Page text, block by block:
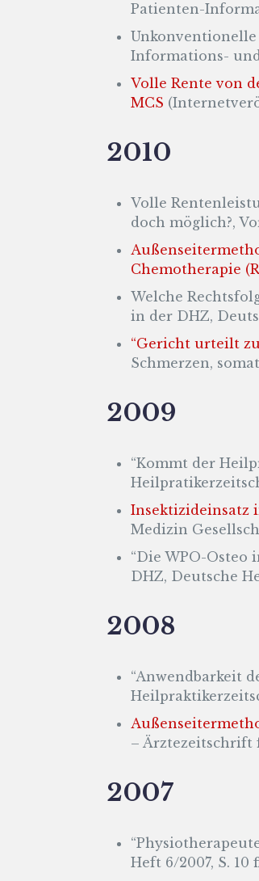
Patienten-
Unkonventionelle
Informations- und
Volle Rente von
MCS
2010
Volle
doch möglich?,
Chemotherapie
Welche
in der DHZ,
“Gericht urteilt
Schmerzen,
2009
“Kommt der
Insektizideinsatz
Medizin
“Die WPO-Osteo
DHZ, Deutsche
2008
“Anwendbarkeit
– Ärztezeitschrift
2007
Heft 6/2007, S. 10